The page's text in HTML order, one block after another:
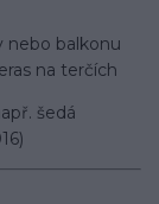
nebo balkonu
na terčích
šedá